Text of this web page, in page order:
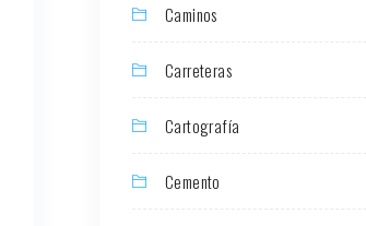
Caminos
Carreteras
Cartografía
Cemento